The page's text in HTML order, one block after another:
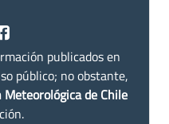
publicados en
público; no obstante,
Meteorológica de Chile